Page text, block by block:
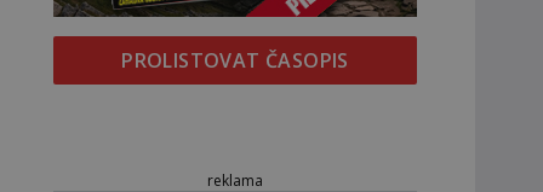
PROLISTOVAT ČASOPIS
reklama